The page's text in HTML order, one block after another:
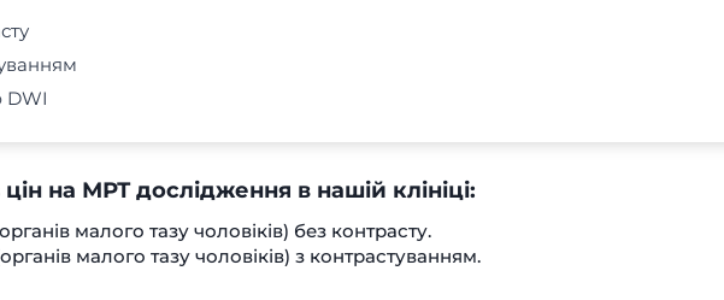
DWI
на МРТ дослідження в нашій клініці:
малого тазу чоловіків) без контрасту.
малого тазу чоловіків) з контрастуванням.